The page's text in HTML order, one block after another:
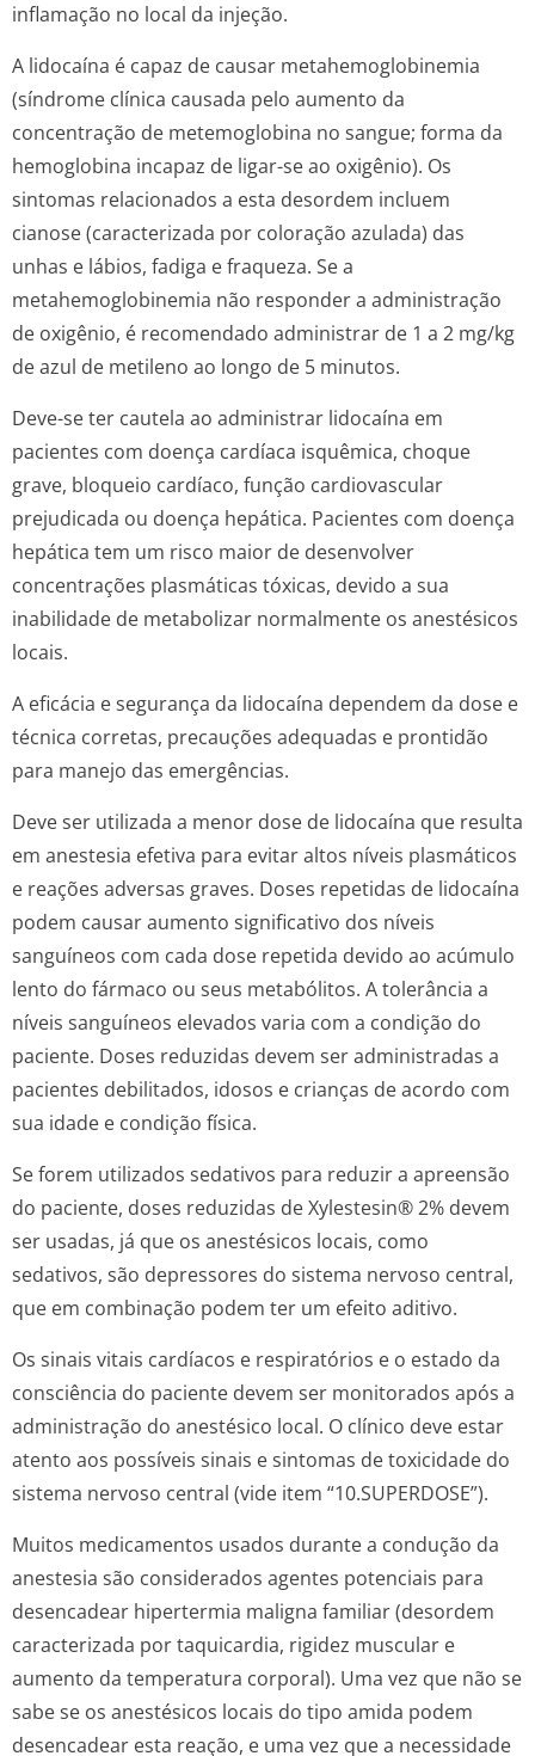
inflamação no local da injeção.
A lidocaína é capaz de causar metahemoglobinemia
(síndrome clínica causada pelo aumento da
concentração de metemoglobina no sangue; forma da
hemoglobina incapaz de ligar-se ao oxigênio). Os
sintomas relacionados a esta desordem incluem
cianose (caracterizada por coloração azulada) das
unhas e lábios, fadiga e fraqueza. Se a
metahemoglobinemia não responder a administração
de oxigênio, é recomendado administrar de 1 a 2 mg/kg
de azul de metileno ao longo de 5 minutos.
Deve-se ter cautela ao administrar lidocaína em
pacientes com doença cardíaca isquêmica, choque
grave, bloqueio cardíaco, função cardiovascular
prejudicada ou doença hepática. Pacientes com doença
hepática tem um risco maior de desenvolver
concentrações plasmáticas tóxicas, devido a sua
inabilidade de metabolizar normalmente os anestésicos
locais.
A eficácia e segurança da lidocaína dependem da dose e
técnica corretas, precauções adequadas e prontidão
para manejo das emergências.
Deve ser utilizada a menor dose de lidocaína que resulta
em anestesia efetiva para evitar altos níveis plasmáticos
e reações adversas graves. Doses repetidas de lidocaína
podem causar aumento significativo dos níveis
sanguíneos com cada dose repetida devido ao acúmulo
lento do fármaco ou seus metabólitos. A tolerância a
níveis sanguíneos elevados varia com a condição do
paciente. Doses reduzidas devem ser administradas a
pacientes debilitados, idosos e crianças de acordo com
sua idade e condição física.
Se forem utilizados sedativos para reduzir a apreensão
do paciente, doses reduzidas de Xylestesin® 2% devem
ser usadas, já que os anestésicos locais, como
sedativos, são depressores do sistema nervoso central,
que em combinação podem ter um efeito aditivo.
Os sinais vitais cardíacos e respiratórios e o estado da
consciência do paciente devem ser monitorados após a
administração do anestésico local. O clínico deve estar
atento aos possíveis sinais e sintomas de toxicidade do
sistema nervoso central (vide item “10.SUPERDOSE”).
Muitos medicamentos usados durante a condução da
anestesia são considerados agentes potenciais para
desencadear hipertermia maligna familiar (desordem
caracterizada por taquicardia, rigidez muscular e
aumento da temperatura corporal). Uma vez que não se
sabe se os anestésicos locais do tipo amida podem
desencadear esta reação, e uma vez que a necessidade